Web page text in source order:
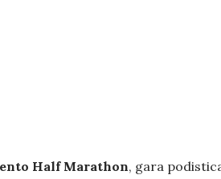
Half Marathon, gara